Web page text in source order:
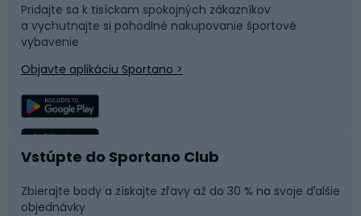
Časti bicyklov
Rybolov
Športová medicína
Snowboard
Plávanie
Tímové športy
Pridajte sa k tisíckam spokojných zákazníkov
a vychutnajte si pohodlné nakupovanie športové
vybavenie
Objavte aplikáciu Sportano >
Vstúpte do Sportano Club
Zbierajte body a získajte zľavy až do 30 % na svoje ďalšie
objednávky